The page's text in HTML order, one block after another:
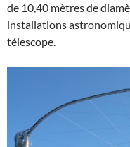
de 10,40 mètres de
installations
télescope.